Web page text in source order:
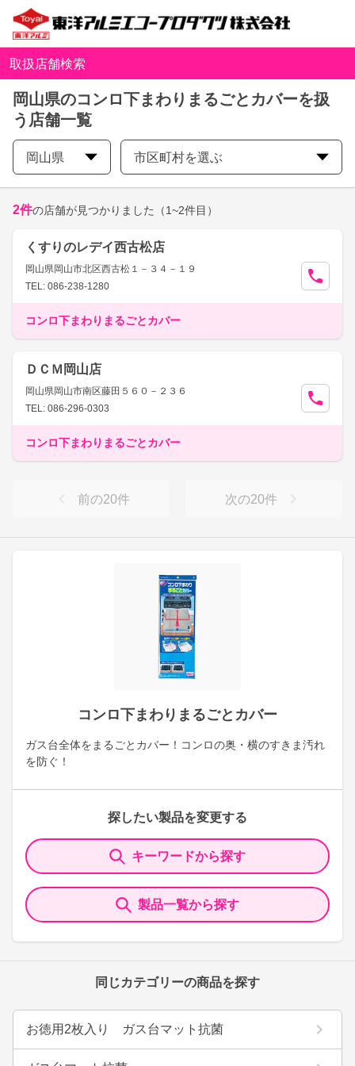
取扱店舗検索
岡山県のコンロ下まわりまるごとカバーを扱
う店舗一覧
岡山県 市区町村を選ぶ
コンロ下まわりまるごとカバー
ガス台全体をまるごとカバー！コンロの奥・横のすきま汚れ
を防ぐ！
探したい製品を変更する
キーワードから探す
製品一覧から探す
同じカテゴリーの商品を探す
お徳用2枚入り ガス台マット抗菌
2件の店舗が見つかりました （1~2件目）
くすりのレデイ西古松店
岡山県岡山市北区西古松１－３４－１９
TEL: 086-238-1280
コンロ下まわりまるごとカバー
ＤＣＭ岡山店
岡山県岡山市南区藤田５６０－２３６
TEL: 086-296-0303
コンロ下まわりまるごとカバー
前の20件 次の20件